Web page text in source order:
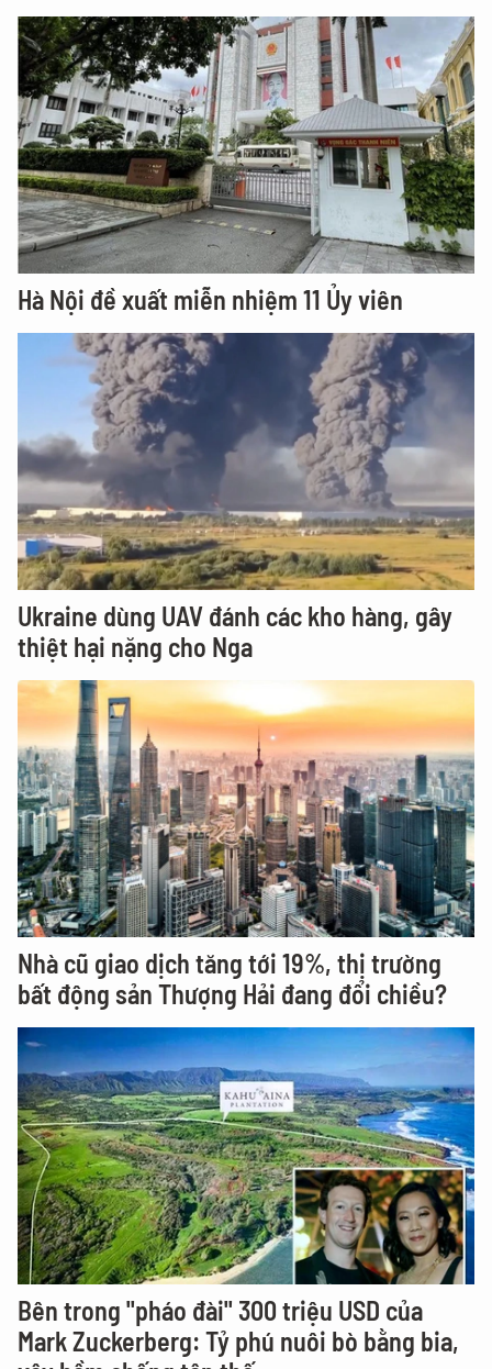
Hà Nội đề xuất miễn nhiệm 11 Ủy viên
Ukraine dùng UAV đánh các kho hàng, gây
thiệt hại nặng cho Nga
Nhà cũ giao dịch tăng tới 19%, thị trường
bất động sản Thượng Hải đang đổi chiều?
Bên trong "pháo đài" 300 triệu USD của
Mark Zuckerberg: Tỷ phú nuôi bò bằng bia,